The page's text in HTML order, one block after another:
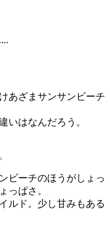
あざまサンサンビーチ
いはなんだろう。
ビーチのほうがしょっ
っぱさ。
ルド。少し甘みもある